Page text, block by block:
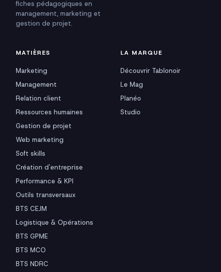
fiches pédagogiques en
management, marketing et
gestion de projet.
MATIÈRES
Marketing
Management
Relation client
Ressources humaines
Gestion de projet
Web marketing
Soft skills
Création d'entreprise
Performance & KPI
Outils transversaux
BTS CEJM
Logistique & Opérations
BTS GPME
BTS MCO
BTS NDRC
LA MARQUE
Découvrir Tablonoir
Le Mag
Planéo
Studio